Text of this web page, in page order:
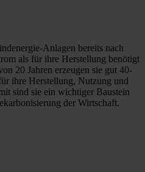
Anlagen bereits nach
als für ihre Herstellung benötigt
20 Jahren erzeugen sie gut 40-
ihre Herstellung, Nutzung und
sind sie ein wichtiger Baustein
der Wirtschaft.